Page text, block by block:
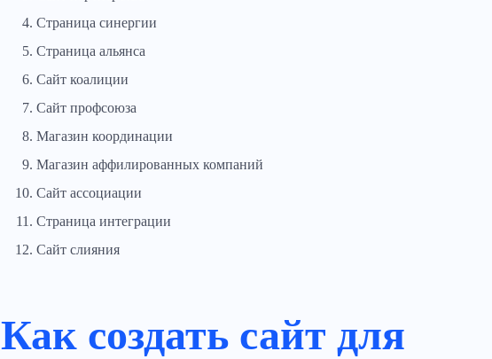
Страница синергии
Страница альянса
Сайт коалиции
Сайт профсоюза
Магазин координации
Магазин аффилированных компаний
Сайт ассоциации
Страница интеграции
Сайт слияния
Как создать сайт для